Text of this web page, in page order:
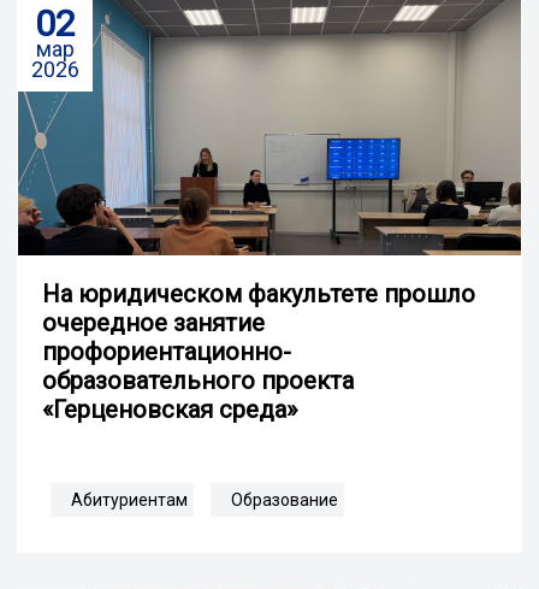
02
мар
2026
На юридическом факультете прошло
очередное занятие
профориентационно-
образовательного проекта
«Герценовская среда»
Абитуриентам Образование